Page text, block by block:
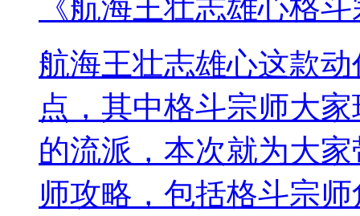
《航海王壮志雄心格
航海王壮志雄心这款
点，其中格斗宗师大
的流派，本次就为大
师攻略，包括格斗宗